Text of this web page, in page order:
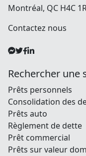
Montréal, QC H4C
Contactez nous
Rechercher une
Prêts personnels
Consolidation des
Prêts auto
Règlement de dette
Prêt commercial
Prêts sur valeur